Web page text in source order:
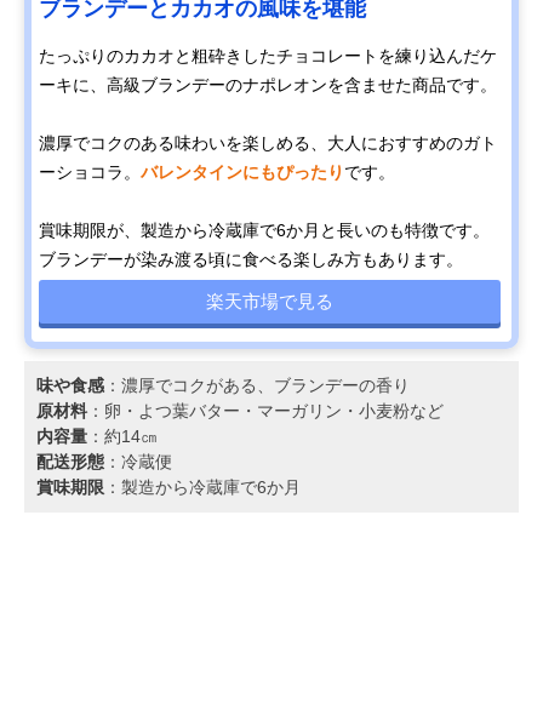
ブランデーとカカオの風味を堪能
たっぷりのカカオと粗砕きしたチョコレートを練り込んだケ
ーキに、高級ブランデーのナポレオンを含ませた商品です。
濃厚でコクのある味わいを楽しめる、大人におすすめのガト
ーショコラ。 バレンタインにもぴったり です。
賞味期限が、製造から冷蔵庫で6か月と長いのも特徴です。
ブランデーが染み渡る頃に食べる楽しみ方もあります。
楽天市場で見る
味や食感 ：濃厚でコクがある、ブランデーの香り
原材料 ：卵・よつ葉バター・マーガリン・小麦粉など
内容量 ：約14㎝
配送形態 ：冷蔵便
賞味期限 ：製造から冷蔵庫で6か月